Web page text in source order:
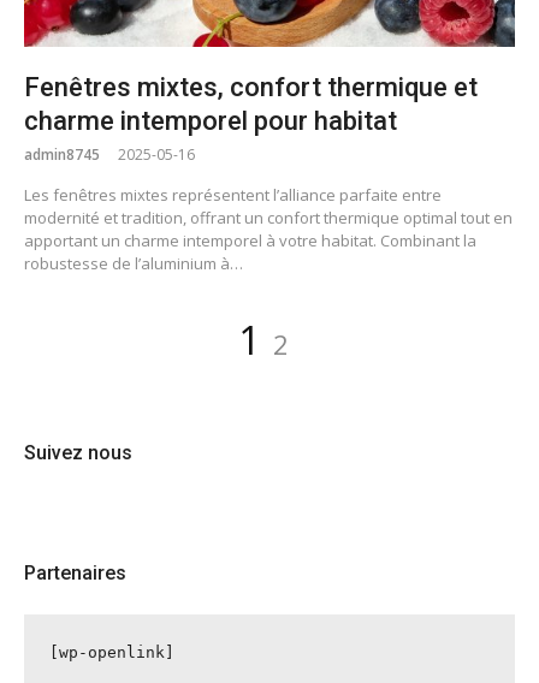
Fenêtres mixtes, confort thermique et
charme intemporel pour habitat
admin8745 2025-05-16
Les fenêtres mixtes représentent l’alliance parfaite entre
modernité et tradition, offrant un confort thermique optimal tout en
apportant un charme intemporel à votre habitat. Combinant la
robustesse de l’aluminium à…
Page
1 Page
2
Suivez nous
Partenaires
[wp-openlink]